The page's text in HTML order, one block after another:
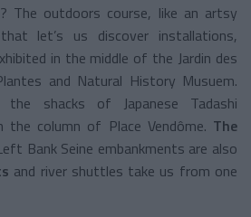
The outdoors course, like an artsy
let’s us discover installations,
in the middle of the Jardin des
and Natural History Musuem.
shacks of Japanese Tadashi
the column of Place Vendôme. The
Bank Seine embankments are also
and river shuttles take us from one